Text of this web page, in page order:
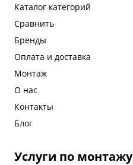
Каталог категорий
Сравнить
Бренды
Оплата и доставка
Монтаж
О нас
Контакты
Блог
Услуги по монтажу